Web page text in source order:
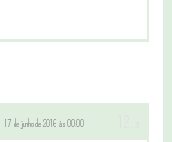
17 de junho de 2016 às 00:00